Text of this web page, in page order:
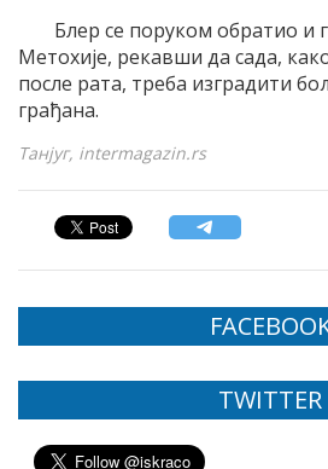
Блер се поруком обратио и
Метохије, рекавши да сада,
после рата, треба изградити
грађана.
Танјуг, intermagazin.rs
TWITTER